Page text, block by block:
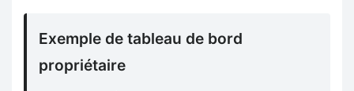
Exemple de tableau de bord
propriétaire